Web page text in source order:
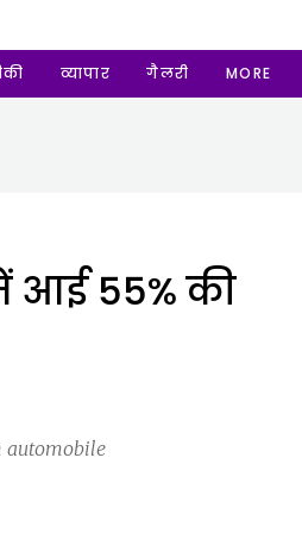
व्यापार गैलरी MORE
आई 55% की
automobile